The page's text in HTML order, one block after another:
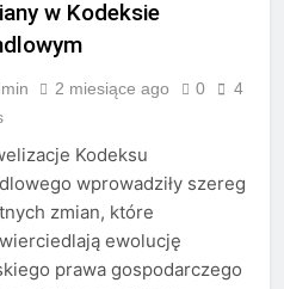
w Kodeksie
2 miesiące ago 0
4
Kodeksu
wprowadziły szereg
zmian, które
ewolucję
prawa gospodarczego